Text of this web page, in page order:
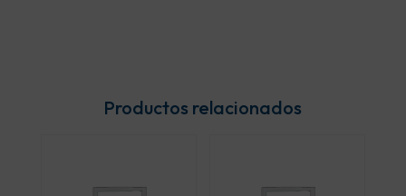
Productos relacionados